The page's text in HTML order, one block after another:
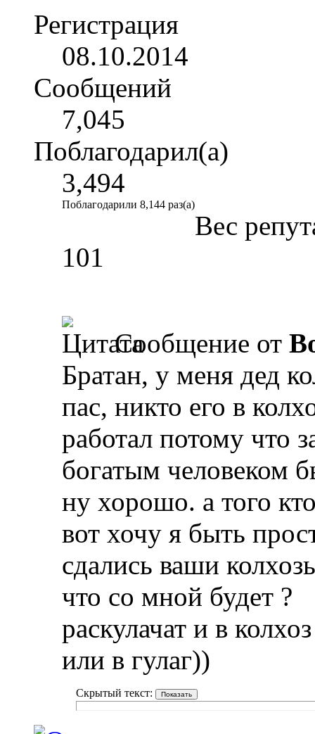
Регистрация
08.10.2014
Сообщений
7,045
Поблагодарил(а)
3,494
Поблагодарили 8,144 раз(а)
Вес
101
Сообщение от
Братан, у меня дед
пас, никто его в
работал потому что
богатым человеком
ну хорошо. а того
вот хочу я быть
сдались ваши
что со мной будет ?
раскулачат и в
или в гулаг))
Скрытый текст: